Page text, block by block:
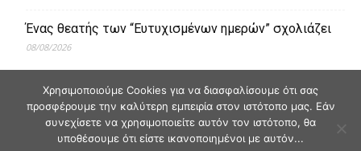
Ένας θεατής των “Ευτυχισμένων ημερών” σχολιάζει
08/08/2026
Χρησιμοποιούμε Cookies για να διασφαλίσουμε ότι σας
προσφέρουμε την καλύτερη εμπειρία στον ιστότοπο μας. Εάν
συνεχίσετε να χρησιμοποιείτε αυτόν τον ιστότοπο, θα
υποθέσουμε ότι είστε ικανοποιημένοι με αυτόν...